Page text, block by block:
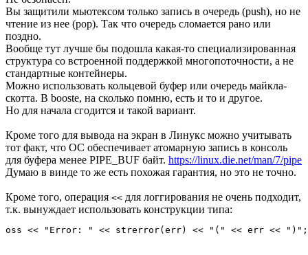
Вы защитили мьютексом только запись в очередь (push), но не
чтение из нее (pop). Так что очередь сломается рано или
поздно.
Вообще тут лучше бы подошла какая-то специализированная
структура со встроенной поддержкой многопоточности, а не
стандартные контейнеры.
Можно использовать кольцевой буфер или очередь майкла-
скотта. В booste, на сколько помню, есть и то и другое.
Но для начала сгодится и такой вариант.
Кроме того для вывода на экран в Линукс можно учитывать
тот факт, что ОС обеспечивает атомарную запись в консоль
для буфера менее PIPE_BUF байт. https://linux.die.net/man/7/pipe
Думаю в винде то же есть похожая гарантия, но это не точно.
Кроме того, операция << для логгирования не очень подходит,
т.к. вынуждает использовать конструкции типа:
oss << "Error: " << strerror(err) << "(" << err << ")";